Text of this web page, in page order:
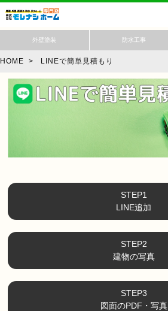
外壁塗装 防水工事
HOME > LINEで簡単見積もり
STEP1
LINE追加
STEP2
建物の写真
STEP3
図面のPDF・写真